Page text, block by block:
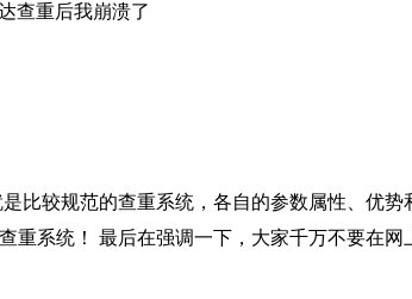
比较规范的查重系统，各自的参数属性、优势
重系统！ 最后在强调一下，大家千万不要在网